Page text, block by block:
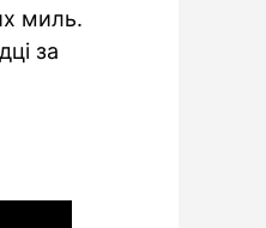
миль.
за